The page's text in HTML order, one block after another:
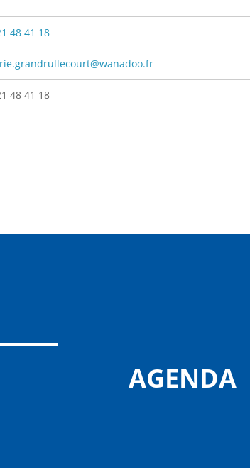
48 41 18
48 41 18
AGENDA